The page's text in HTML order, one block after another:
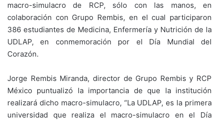
macro-simulacro de RCP, sólo con las manos, en
colaboración con Grupo Rembis, en el cual participaron
386 estudiantes de Medicina, Enfermería y Nutrición de la
UDLAP, en conmemoración por el Día Mundial del
Corazón.
Jorge Rembis Miranda, director de Grupo Rembis y RCP
México puntualizó la importancia de que la institución
realizará dicho macro-simulacro, “La UDLAP, es la primera
universidad que realiza el macro-simulacro en el Día